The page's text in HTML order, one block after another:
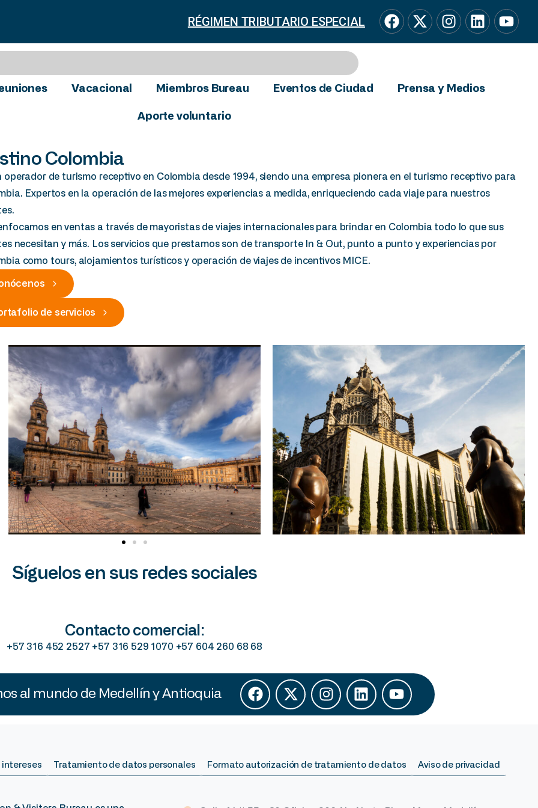
RÉGIMEN TRIBUTARIO ESPECIAL
Vacacional Miembros Bureau Eventos de Ciudad Prensa y Medios
Aporte voluntario
Colombia
operador de turismo receptivo en Colombia desde 1994, siendo una empresa pionera en el turismo receptivo para
Expertos en la operación de las mejores experiencias a medida, enriqueciendo cada viaje para nuestros
en ventas a través de mayoristas de viajes internacionales para brindar en Colombia todo lo que sus
necesitan y más. Los servicios que prestamos son de transporte In & Out, punto a punto y experiencias por
como tours, alojamientos turísticos y operación de viajes de incentivos MICE.
de servicios
Síguelos en sus redes sociales
Contacto comercial:
+57 316 452 2527 +57 316 529 1070 +57 604 260 68 68
al mundo de Medellín y Antioquia
Tratamiento de datos personales Formato autorización de tratamiento de datos Aviso de privacidad